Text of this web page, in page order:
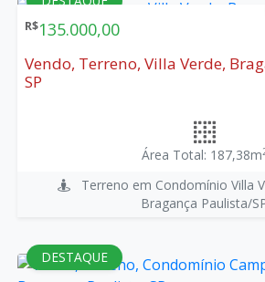
R$135.000,00
Vendo, Terreno, Villa Verde,
SP
Área Total: 187,38m
Terreno em Condomínio Villa
Bragança Paulista/
DESTAQUE